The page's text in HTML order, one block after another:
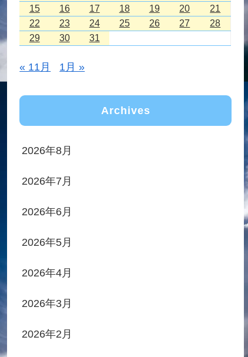
15
16 17 18 19 20
21
22
23 24 25 26 27
28
29
30 31
« 11月 1月 »
Archives
2026年8月
2026年7月
2026年6月
2026年5月
2026年4月
2026年3月
2026年2月